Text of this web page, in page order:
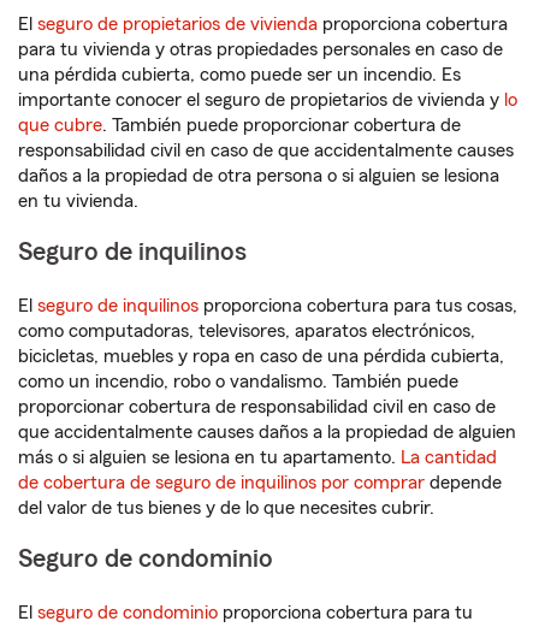
El seguro de propietarios de vivienda proporciona cobertura
para tu vivienda y otras propiedades personales en caso de
una pérdida cubierta, como puede ser un incendio. Es
importante conocer el seguro de propietarios de vivienda y lo
que cubre. También puede proporcionar cobertura de
responsabilidad civil en caso de que accidentalmente causes
daños a la propiedad de otra persona o si alguien se lesiona
en tu vivienda.
Seguro de inquilinos
El seguro de inquilinos proporciona cobertura para tus cosas,
como computadoras, televisores, aparatos electrónicos,
bicicletas, muebles y ropa en caso de una pérdida cubierta,
como un incendio, robo o vandalismo. También puede
proporcionar cobertura de responsabilidad civil en caso de
que accidentalmente causes daños a la propiedad de alguien
más o si alguien se lesiona en tu apartamento. La cantidad
de cobertura de seguro de inquilinos por comprar depende
del valor de tus bienes y de lo que necesites cubrir.
Seguro de condominio
El seguro de condominio proporciona cobertura para tu